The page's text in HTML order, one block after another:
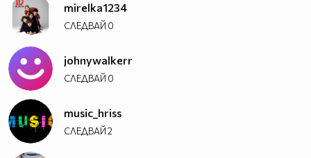
mirelka1234
СЛЕДВАЙ 0
johnywalkerr
СЛЕДВАЙ 0
music_hriss
СЛЕДВАЙ2